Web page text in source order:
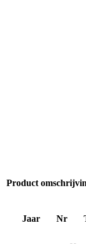
Product
Jaar Nr